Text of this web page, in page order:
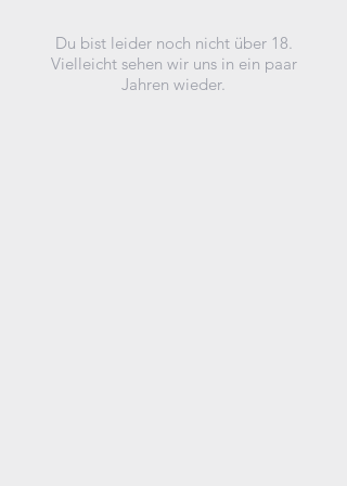
Du bist leider noch nicht über 18.
Vielleicht sehen wir uns in ein paar
Jahren wieder.